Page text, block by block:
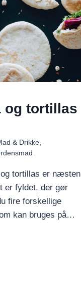
og tortillas
& Drikke
tortillas er næsten
er fyldet, der gør
fire forskellige
kan bruges på…